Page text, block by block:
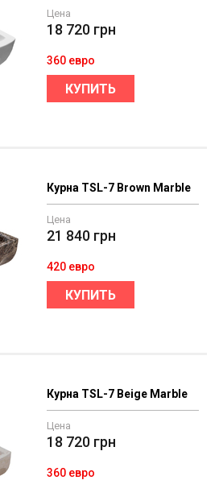
Цена
18 720 грн
360 евро
КУПИТЬ
Курна TSL-7 Brown Marble
Цена
21 840 грн
420 евро
КУПИТЬ
Курна TSL-7 Beige Marble
Цена
18 720 грн
360 евро